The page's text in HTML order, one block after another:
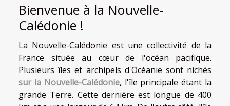
Bienvenue à la Nouvelle-
Calédonie !
La Nouvelle-Calédonie est une collectivité de la
France située au cœur de l'océan pacifique.
Plusieurs îles et archipels d'Océanie sont nichés
sur la Nouvelle-Calédonie, l'île principale étant la
grande Terre. Cette dernière est longue de 400